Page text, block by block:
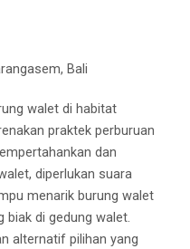
Bali
walet di habitat
praktek perburuan
dan
diperlukan suara
menarik burung walet
biak di gedung walet.
alternatif pilihan yang